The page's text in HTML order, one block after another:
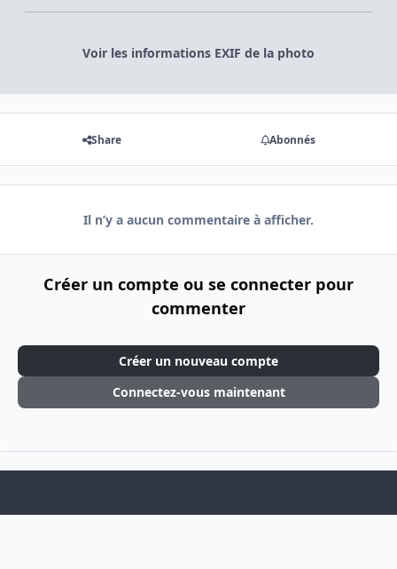
Voir les informations EXIF de la photo
Share Abonnés
Il n’y a aucun commentaire à afficher.
Créer un compte ou se connecter pour
commenter
Créer un nouveau compte
Connectez-vous maintenant